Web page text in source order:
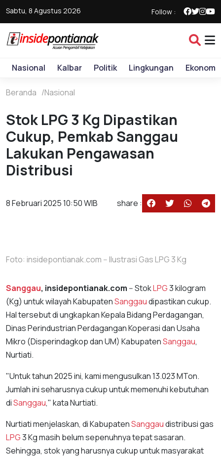
Sabtu, 8 Agustus 2026 Follow :
Nasional Kalbar Politik Lingkungan Ekonomi
Beranda Nasional
Stok LPG 3 Kg Dipastikan
Cukup, Pemkab Sanggau
Lakukan Pengawasan
Distribusi
8 Februari 2025 10:50 WIB share :
Foto: insidepontianak.com -- Ilustrasi Gas LPG 3 Kg
Sanggau, insidepontianak.com -- StokLPG3 kilogram
(Kg) untuk wilayah KabupatenSanggaudipastikan cukup.
Hal tersebut di ungkapkan Kepala Bidang Perdagangan,
Dinas Perindustrian Perdagangan Koperasi dan Usaha
Mikro (Disperindagkop dan UM) KabupatenSanggau,
Nurtiati.
"Untuk tahun 2025 ini, kami mengusulkan 13.023 MTon.
Jumlah ini seharusnya cukup untuk memenuhi kebutuhan
diSanggau," kata Nurtiati.
Nurtiati menjelaskan, di KabupatenSanggaudistribusi gas
LPG3 Kg masih belum sepenuhnya tepat sasaran.
Sehingga, stok yang harusnya cukup untuk masyarakat